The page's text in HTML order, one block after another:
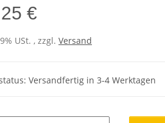
€
USt. , zzgl. Versand
Versandfertig in 3-4 Werktagen